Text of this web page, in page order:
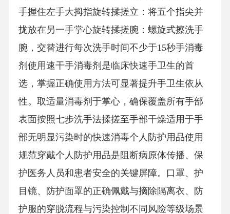
手握住左手大拇指旋转揉搓立：将五个指尖并
拢放在另一手掌心旋转揉搓腕：螺旋式擦洗手
腕，交替进行每次洗手时间不少于15秒手消毒
剂使用速干手消毒剂是临床快速手卫生的首
选，掌握正确使用方法可显著提升手卫生依从
性。取适量消毒剂于掌心，确保覆盖所有手部
表面按照七步洗手法揉搓至手部干燥适用于手
部无明显污染时的快速消毒个人防护用品使用
规范穿戴个人防护用品是阻断病原体传播、保
护医务人员和患者安全的关键屏障。口罩、护
目镜、防护面罩的正确佩戴与摘除隔离衣、防
护服的穿脱流程与污染控制不同风险等级场景